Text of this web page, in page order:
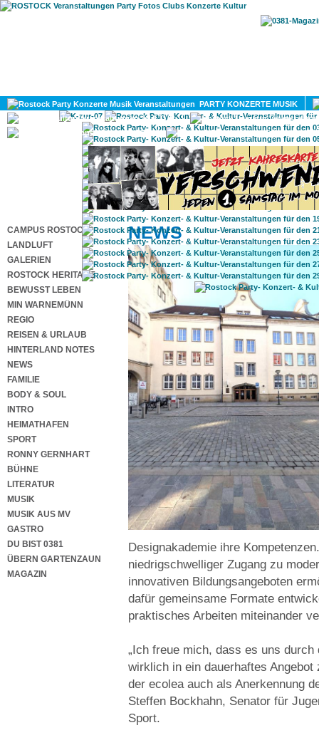
PARTY KONZERTE MUSIK
KULTUR
GAY
CAMPUS ROSTOCK
LANDLUFT
GALERIEN
ROSTOCK HERITAGE
BEWUSST LEBEN
MIN WARNEMÜNN
REGIO
REISEN & URLAUB
HINTERLAND NOTES
NEWS
FAMILIE
BODY & SOUL
INTRO
HEIMATHAFEN
SPORT
RONNY GERNHART
BÜHNE
LITERATUR
MUSIK
MUSIK AUS MV
GASTRO
DU BIST 0381
ÜBERN GARTENZAUN
MAGAZIN
NEWS
Designakademie ihre
niedrigschwelliger Zugang zu
innovativen Bildungsangeboten
dafür gemeinsame Formate
praktisches Arbeiten miteinander
„Ich freue mich, dass es uns
wirklich in ein dauerhaftes
der ecolea auch als Anerkennung
Steffen Bockhahn, Senator für
Sport.